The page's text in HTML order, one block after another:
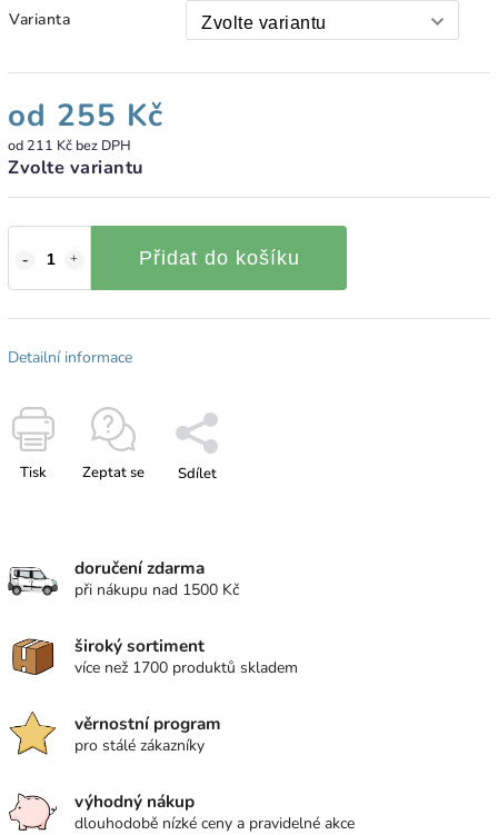
Varianta
od 255 Kč
od 211 Kč bez DPH
Zvolte variantu
Přidat do košíku
Detailní informace
Tisk Zeptat se Sdílet
doručení zdarma
při nákupu nad 1500 Kč
široký sortiment
více než 1700 produktů skladem
věrnostní program
pro stálé zákazníky
výhodný nákup
dlouhodobě nízké ceny a pravidelné akce